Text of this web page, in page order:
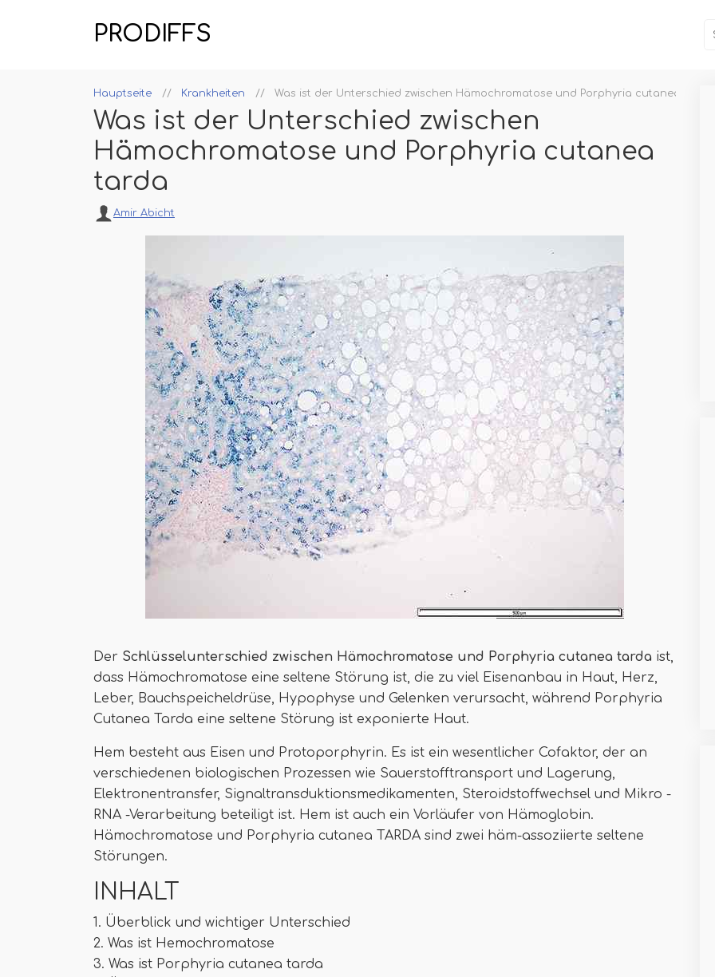
PRODIFFS
Hauptseite Krankheiten Was ist der Unterschied zwischen Hämochromatose und Porphyria cutanea tarda
Was ist der Unterschied zwischen
Hämochromatose und Porphyria cutanea
tarda
Amir Abicht
Der Schlüsselunterschied zwischen Hämochromatose und Porphyria cutanea tarda ist,
dass Hämochromatose eine seltene Störung ist, die zu viel Eisenanbau in Haut, Herz,
Leber, Bauchspeicheldrüse, Hypophyse und Gelenken verursacht, während Porphyria
Cutanea Tarda eine seltene Störung ist exponierte Haut.
Hem besteht aus Eisen und Protoporphyrin. Es ist ein wesentlicher Cofaktor, der an
verschiedenen biologischen Prozessen wie Sauerstofftransport und Lagerung,
Elektronentransfer, Signaltransduktionsmedikamenten, Steroidstoffwechsel und Mikro -
RNA -Verarbeitung beteiligt ist. Hem ist auch ein Vorläufer von Hämoglobin.
Hämochromatose und Porphyria cutanea TARDA sind zwei häm-assoziierte seltene
Störungen.
INHALT
1. Überblick und wichtiger Unterschied
2. Was ist Hemochromatose
3. Was ist Porphyria cutanea tarda